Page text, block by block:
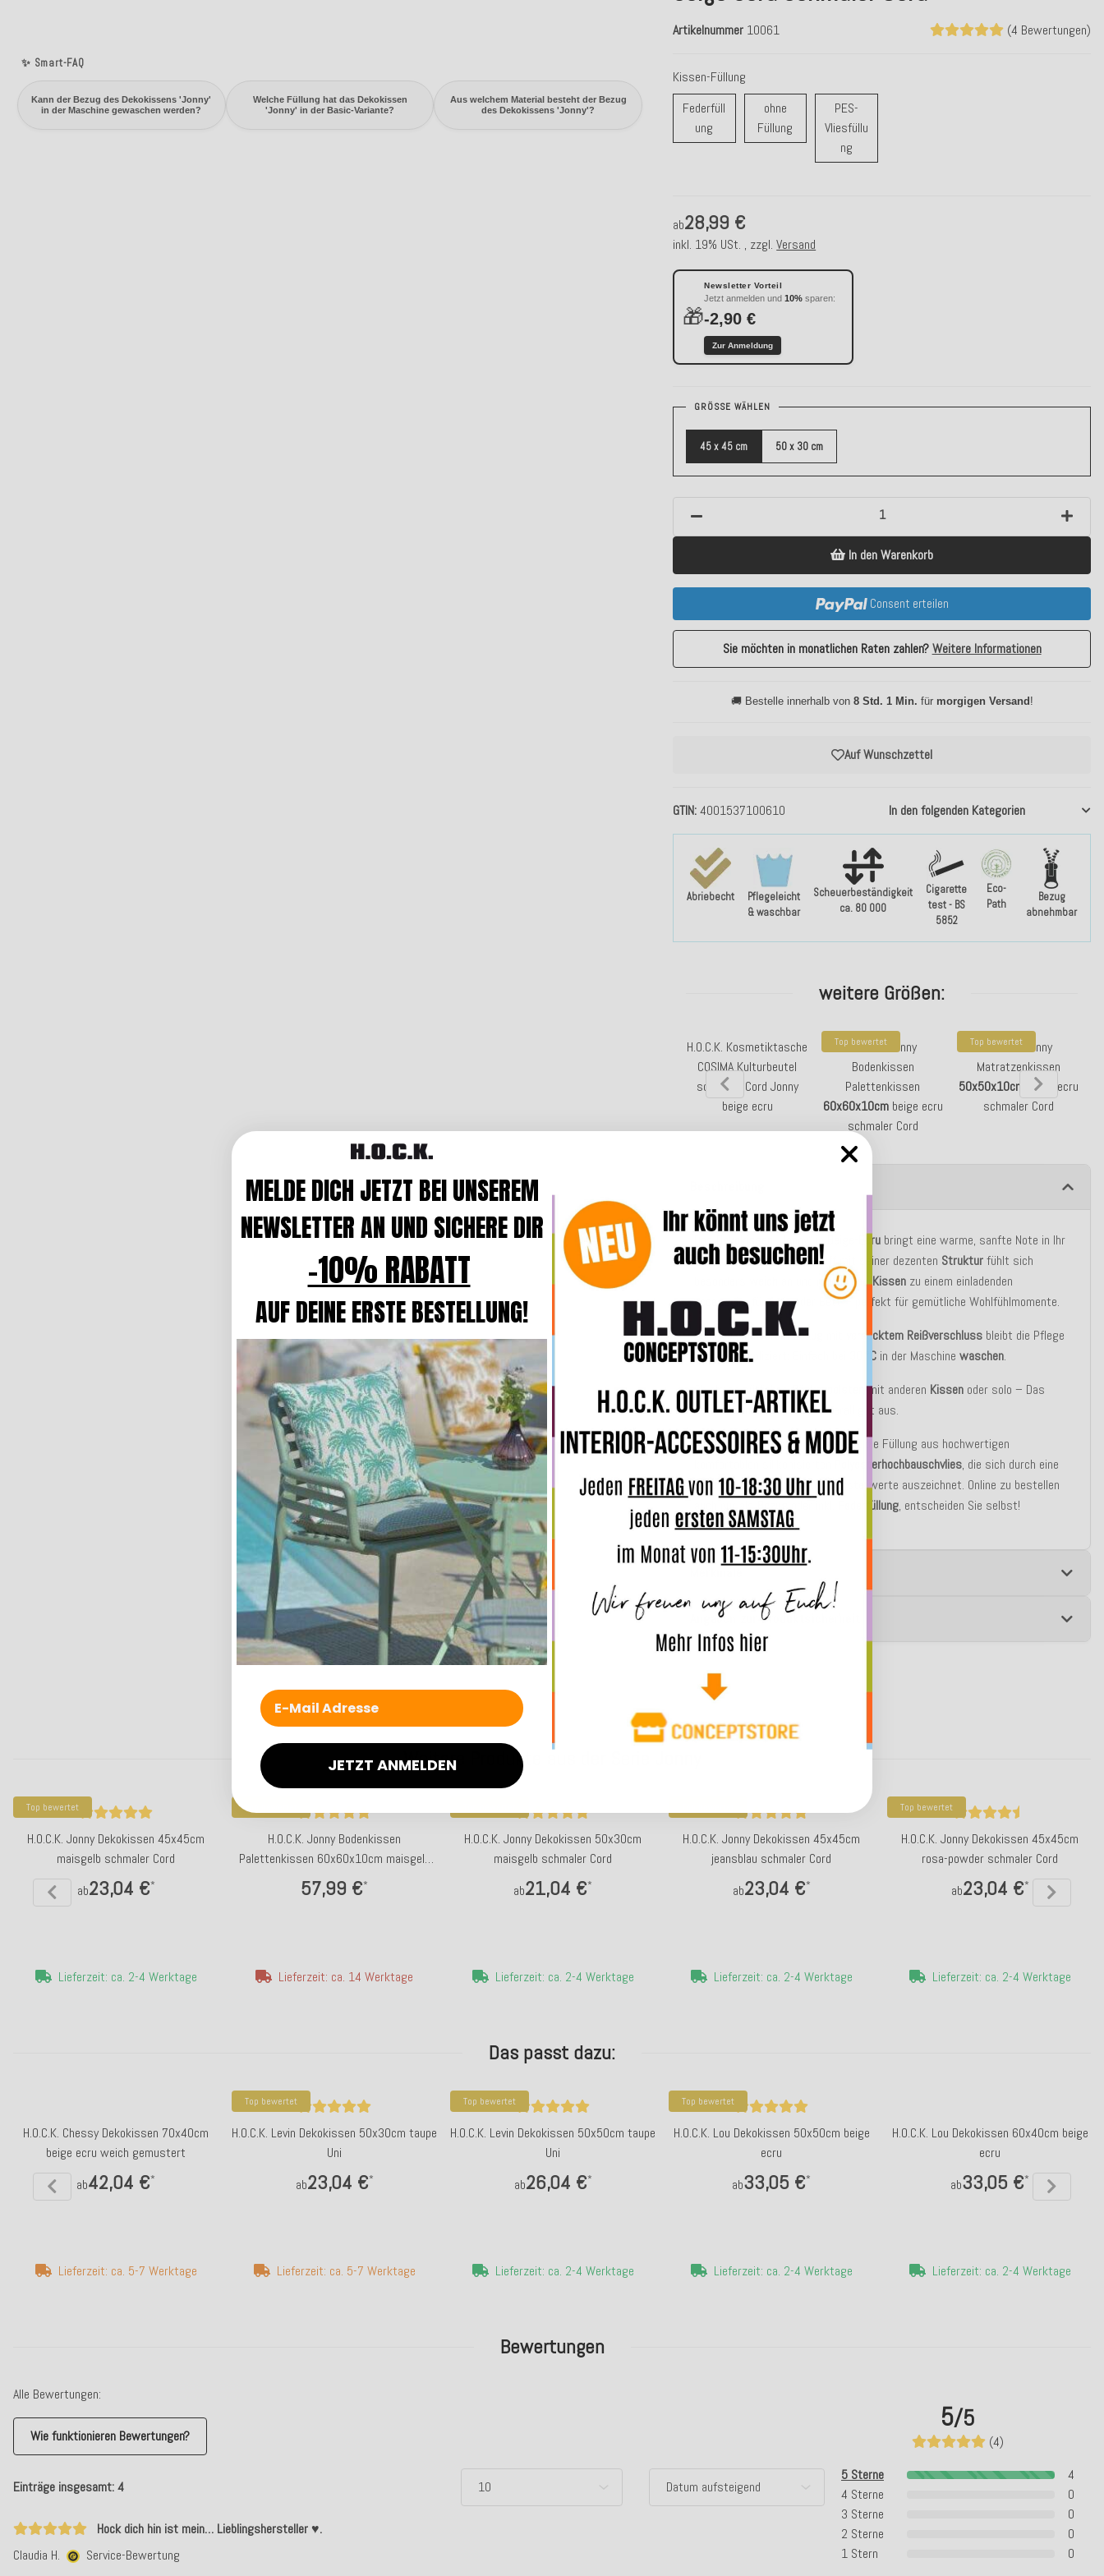
✨ Smart-FAQ
Kann der Bezug des Dekokissens 'Jonny'
in der Maschine gewaschen werden?
Welche Füllung hat das Dekokissen
'Jonny' in der Basic-Variante?
Aus welchem Material besteht der Bezug
des Dekokissens 'Jonny'?
(4 Bewertungen)
Artikelnummer 10061
Abriebecht
Pflegeleicht
& waschbar
Scheuerbeständigkeit
ca. 80 000
Cigarette
test - BS
5852
Eco-
Path
Bezug
abnehmbar
GTIN 4001537100610 In den folgenden Kategorien
Kissen-Füllung
Federfüll
ung Federfüllung
ohne
Füllung ohne Füllung
PES-
Vliesfüllu
ngPES-Vliesfüllung
ab28,99 €
inkl. 19% USt. , zzgl.Versand
🎁
Newsletter Vorteil
Jetzt anmelden und10% sparen:
-2,90 €
Zur Anmeldung
Auf Wunschzettel
GRÖSSE WÄHLEN
45 x 45 cm 50 x 30 cm
In den Warenkorb
Consent erteilen
Sie möchten in monatlichen Raten zahlen?Weitere Informationen
🚚 Bestelle innerhalb von 8 Std. 1 Min. für morgigen Versand !
weitere Größen:
H.O.C.K. Kosmetiktasche
COSIMA Kulturbeutel
schmaler Cord Jonny
beige ecru
Top bewertet
H.O.C.K. Jonny
Bodenkissen
Palettenkissen
60x60x10cmbeige ecru
schmaler Cord
Top bewertet
H.O.C.K. Jonny
Matratzenkissen
50x50x10cm
beige ecru
schmaler Cord
Das Dekokissen „Jonny“ in Beige-Ecru bringt eine warme, sanfte Note in Ihr
Zuhause. Der feineCordstoff mit seiner dezenten Strukturfühlt sich
an und macht dasKissen zu einem einladenden
Accessoire für Sofa oder Bett – perfekt für gemütliche Wohlfühlmomente.
DankabnehmbaremBezug verdecktem Reißverschluss bleibt die Pflege
ganz unkompliziert: Einfach bei
30 °C in der Maschinewaschen.
Ob als gemütlichesRückenpolster , mit anderen Kissen oder solo – Das
Dekokissen
„Jonny“ sieht überall gut aus.
Info:In der Basic Variante besteht die Füllung aus hochwertigen
Polyesterhochbauschvlies, die sich durch eine
hohe Elastizität und gute Rückstellwerte auszeichnet. Online zu bestellen
auch nur als
oder inkl. Federfüllung, entscheiden Sie selbst!
Angaben zur Produktsicherheit
Bewertungen
5/5
(4)
5 Sterne
4
4 Sterne
0
3 Sterne
0
2 Sterne
0
1 Stern
0
Alle Bewertungen:
Wie funktionieren Bewertungen?
Einträge insgesamt: 4
Hock dich hin ist mein… Lieblingshersteller ♥️.
Claudia H.
Service-Bewertung
Weitere Produkte aus der Serie Jonny
Top bewertet
H.O.C.K. Jonny Dekokissen 45x45cm
maisgelb schmaler Cord
ab23,04 €*
Lieferzeit: ca. 2-4 Werktage
Top bewertet
H.O.C.K. Jonny Bodenkissen
Palettenkissen 60x60x10cm maisgelb
schmaler Cord
57,99 €*
Lieferzeit: ca. 14 Werktage
H.O.C.K. Jonny Dekokissen 50x30cm
maisgelb schmaler Cord
ab21,04 €*
Lieferzeit: ca. 2-4 Werktage
H.O.C.K. Jonny Dekokissen 45x45cm
jeansblau schmaler Cord
ab23,04 €*
Lieferzeit: ca. 2-4 Werktage
Top bewertet
H.O.C.K. Jonny Dekokissen 45x45cm
rosa-powder schmaler Cord
ab23,04 €*
Lieferzeit: ca. 2-4 Werktage
Das passt dazu:
H.O.C.K. Chessy Dekokissen 70x40cm
beige ecru weich gemustert
ab42,04 €*
Lieferzeit: ca. 5-7 Werktage
Top bewertet
H.O.C.K. Levin Dekokissen 50x30cm taupe
Uni
ab23,04 €*
Lieferzeit: ca. 5-7 Werktage
Top bewertet
H.O.C.K. Levin Dekokissen 50x50cm taupe
Uni
ab26,04 €*
Lieferzeit: ca. 2-4 Werktage
Top bewertet
H.O.C.K. Lou Dekokissen 50x50cm beige
ecru
ab33,05 €*
Lieferzeit: ca. 2-4 Werktage
H.O.C.K. Lou Dekokissen 60x40cm beige
ecru
ab33,05 €*
Lieferzeit: ca. 2-4 Werktage
MELDE DICH JETZT BEI UNSEREM
NEWSLETTER AN UND SICHERE DIR
-10% RABATT
AUF DEINE ERSTE BESTELLUNG!
JETZT ANMELDEN